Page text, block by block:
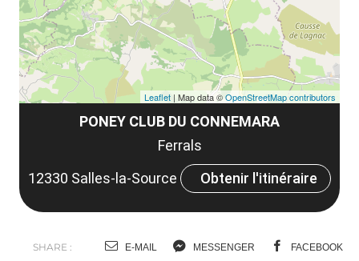
PONEY CLUB DU CONNEMARA
Ferrals
12330 Salles-la-Source
Obtenir l'itinéraire
Leaflet | Map data ©OpenStreetMap contributors
SHARE : E-MAIL MESSENGER FACEBOOK